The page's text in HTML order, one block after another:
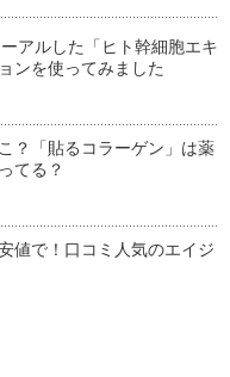
アルした「ヒト幹細胞エキ
ンを使ってみました
？「貼るコラーゲン」は薬
てる？
値で！口コミ人気のエイジ